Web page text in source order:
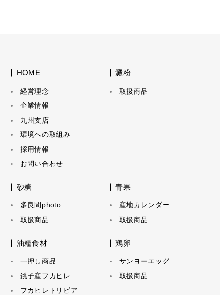
HOME
経営理念
企業情報
九州支店
環境への取組み
採用情報
お問い合わせ
澱粉
取扱商品
砂糖
多良間photo
取扱商品
青果
産地カレンダー
取扱商品
油糧食材
一押し商品
銚子産フカヒレ
フカヒレトリビア
鶏卵
サンヨーエッグ
取扱商品